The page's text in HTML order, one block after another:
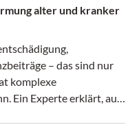
alter und kranker
– das sind nur
komplexe
Ein Experte erklärt, auf